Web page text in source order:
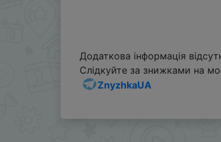
Додаткова інформація
Слідкуйте за знижками на
ZnyzhkaUA